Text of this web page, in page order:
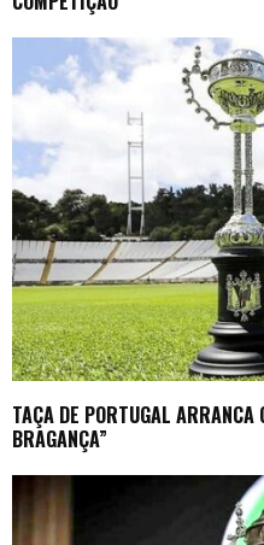
TAÇA DE PORTUGAL ARRANCA
BRAGANÇA”